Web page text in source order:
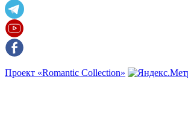
Проект «Romantic Collection»